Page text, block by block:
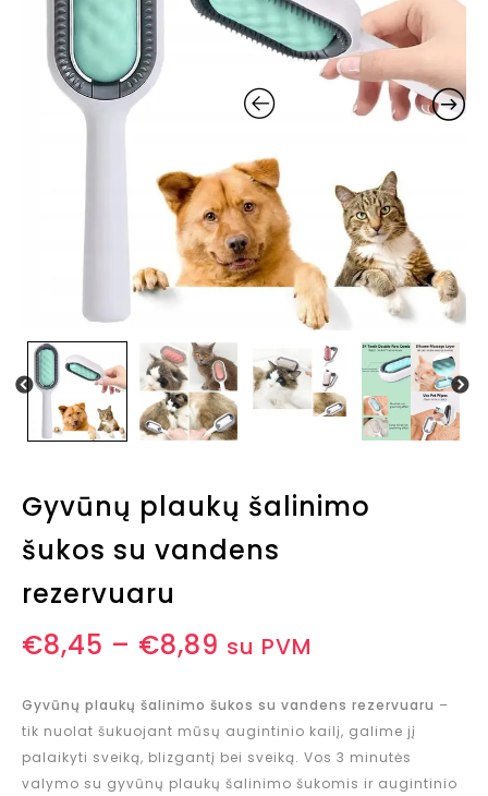
Gyvūnų plaukų šalinimo
šukos su vandens
rezervuaru
€8,45 – €8,89 su PVM
Gyvūnų plaukų šalinimo šukos su vandens rezervuaru –
tik nuolat šukuojant mūsų augintinio kailį, galime jį
palaikyti sveiką, blizgantį bei sveiką. Vos 3 minutės
valymo su gyvūnų plaukų šalinimo šukomis ir augintinio